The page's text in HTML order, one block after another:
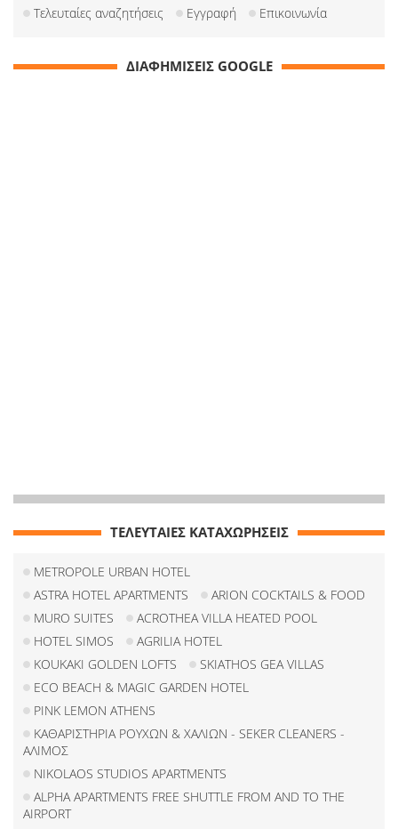
Τελευταίες αναζητήσεις
Εγγραφή Επικοινωνία
ΔΙΑΦΗΜΙΣΕΙΣ GOOGLE
ΤΕΛΕΥΤΑΙΕΣ ΚΑΤΑΧΩΡΗΣΕΙΣ
METROPOLE URBAN HOTEL
ASTRA HOTEL APARTMENTS
ARION COCKTAILS & FOOD
MURO SUITES
ACROTHEA VILLA HEATED POOL
HOTEL SIMOS
AGRILIA HOTEL
KOUKAKI GOLDEN LOFTS
SKIATHOS GEA VILLAS
ECO BEACH & MAGIC GARDEN HOTEL
PINK LEMON ATHENS
ΚΑΘΑΡΙΣΤΗΡΙΑ ΡΟΥΧΩΝ & ΧΑΛΙΩΝ - SEKER CLEANERS -
ΑΛΙΜΟΣ
NIKOLAOS STUDIOS APARTMENTS
ALPHA APARTMENTS FREE SHUTTLE FROM AND TO THE
AIRPORT